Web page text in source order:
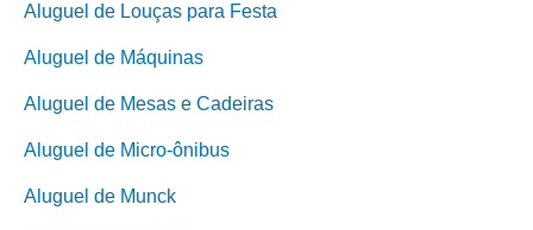
Aluguel de Louças para Festa
Aluguel de Máquinas
Aluguel de Mesas e Cadeiras
Aluguel de Micro-ônibus
Aluguel de Munck